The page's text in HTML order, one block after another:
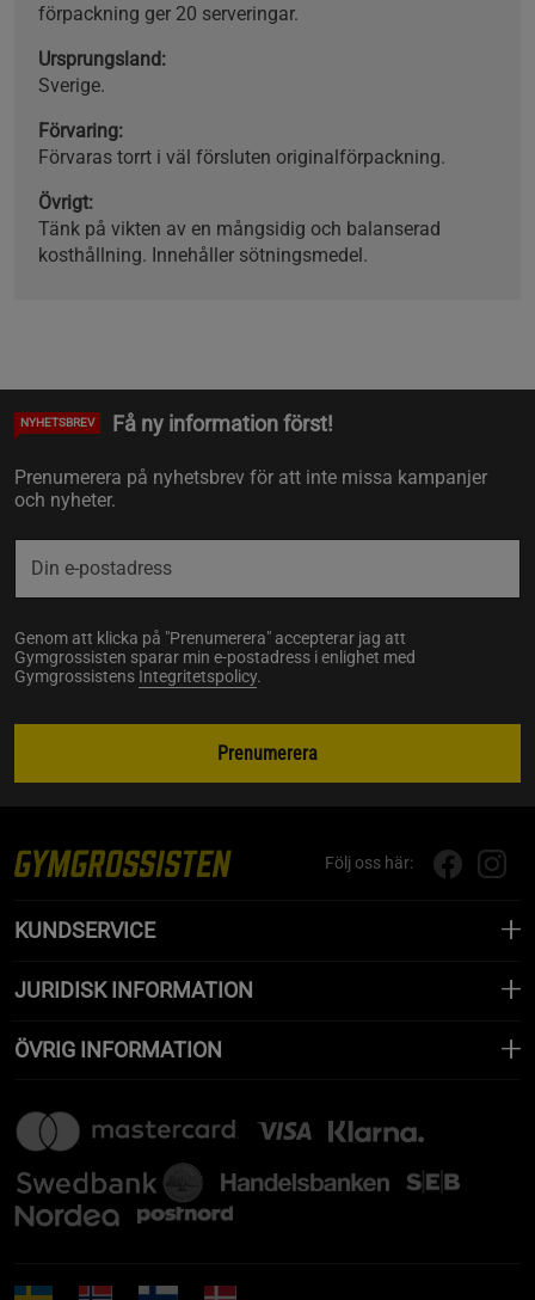
förpackning ger 20 serveringar.
Ursprungsland:
Sverige.
Förvaring:
Förvaras torrt i väl försluten originalförpackning.
Övrigt:
Tänk på vikten av en mångsidig och balanserad
kosthållning. Innehåller sötningsmedel.
NYHETSBREV Få ny information först!
Prenumerera på nyhetsbrev för att inte missa kampanjer
och nyheter.
Genom att klicka på "Prenumerera" accepterar jag att
Gymgrossisten sparar min e-postadress i enlighet med
Gymgrossistens Integritetspolicy.
Prenumerera
Följ oss här:
KUNDSERVICE
JURIDISK INFORMATION
ÖVRIG INFORMATION